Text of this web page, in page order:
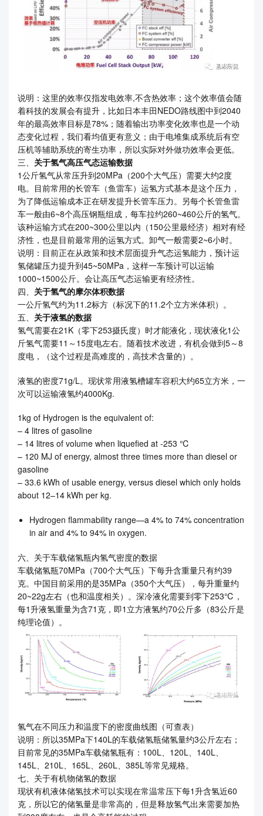
说明：这里的效率仅指发电效率,不含热效率；这个效率值会随
着科技的发展会有提升，比如日本丰田NEDO路线图中到2040
年的最高效率目标是78%；随着输出功率变化效率也是一个动
态变化过程，我们看均值更有意义；由于电堆集成系统后有空
压机等辅助系统的寄生功率，所以实际对外做功效率会更低。
三、 关于氢气高压气态运输数据
1公斤氢气从常压升到20MPa（200个大气压）需要大约2度
电。目前常用的长管车（鱼雷车）运氢方式基本是这个压力，
为了降低运输成本正在研发提升长管车压力。另每个长管鱼雷
车一般由6~8个高压钢瓶组成，每车拉约260~460公斤的氢气。
该种运输方式在200~300公里以内（150公里最经济）相对有经
济性，也是目前最常用的运氢方式。卸气一般需要2~6小时。
说明：目前正在从政策和技术层面提升气态运氢能力，预计运
氢储罐压力提升到45~50MPa，这样一车预计可以运输
1000~1500公斤。会让高压气态运输更有经济性。
四、 关于氢气的摩尔体积数据
一公斤氢气约为11.2标方（标况下的11.2个立方米体积）。
五、 关于液氢的数据
氢气需要在21K（零下253摄氏度）时才能液化，现状液化1公
斤氢气需要11～15度电左右。随着技术改进，有机会做到5～8
度电，（这个过程是高难度的，高技术含量的）。
液氢的密度71g/L。现状常用液氢槽罐车容积大约65立方米，一
次可以运输液氢约4000Kg.
1kg of Hydrogen is the equivalent of:
– 4 litres of gasoline
– 14 litres of volume when liquefied at -253 ℃
– 120 MJ of energy, almost three times more than diesel or
gasoline
– 33.6 kWh of usable energy, versus diesel which only holds
about 12–14 kWh per kg.
Hydrogen flammability range—a 4% to 74% concentration
in air and 4% to 94% in oxygen.
六、关于车载储氢瓶内氢气密度的数据
车载储氢瓶70MPa（700个大气压）下每升含重量只有约39
克。中国目前采用的是35MPa（350个大气压），每升重量约
20~22g左右（也和温度相关）。深冷液化需要到零下253℃，
每1升液氢重量为含71克，即1立方液氢约70公斤多（83公斤是
纯理论值）。
氢气在不同压力和温度下的密度曲线图（可查表）
说明：所以35MPa下140L的车载储氢瓶储氢量约3公斤左右；
目前常见的35MPa车载储氢瓶有：100L、120L、140L、
145L、210L、165L、260L、385L等常见规格。
七、关于有机物储氢的数据
现状有机液体储氢技术可以实现在常温常压下每1升含氢近60
克，所以它的储氢量是非常高的，但是释放氢气出来需要加热